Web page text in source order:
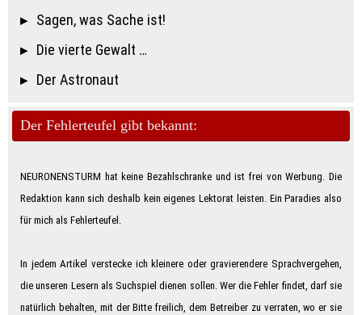
Sagen, was Sache ist!
Die vierte Gewalt …
Der Astronaut
Der Fehlerteufel gibt bekannt:
NEURONENSTURM hat keine Bezahlschranke und ist frei von Werbung. Die
Redaktion kann sich deshalb kein eigenes Lektorat leisten. Ein Paradies also
für mich als Feh­ler­teu­fe­l.
In jedem Artikel verstecke ich kleinere oder gravierendere Sprachvergehen,
die unseren Lesern als Suchspiel dienen sollen. Wer die Fehler findet, darf sie
natürlich behalten, mit der Bitte freilich, dem Betreiber zu verraten, wo er sie